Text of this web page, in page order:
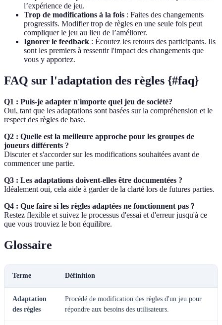
l’expérience de jeu.
Trop de modifications à la fois : Faites des changements
progressifs. Modifier trop de règles en une seule fois peut
compliquer le jeu au lieu de l’améliorer.
Ignorer le feedback : Écoutez les retours des participants. Ils
sont les premiers à ressentir l'impact des changements que
vous y apportez.
FAQ sur l'adaptation des règles {#faq}
Q1 : Puis-je adapter n'importe quel jeu de société?
Oui, tant que les adaptations sont basées sur la compréhension et le
respect des règles de base.
Q2 : Quelle est la meilleure approche pour les groupes de
joueurs différents ?
Discuter et s'accorder sur les modifications souhaitées avant de
commencer une partie.
Q3 : Les adaptations doivent-elles être documentées ?
Idéalement oui, cela aide à garder de la clarté lors de futures parties.
Q4 : Que faire si les règles adaptées ne fonctionnent pas ?
Restez flexible et suivez le processus d'essai et d'erreur jusqu'à ce
que vous trouviez le bon équilibre.
Glossaire
Terme Définition
Adaptation
des règles
Procédé de modification des règles d'un jeu pour
répondre aux besoins des utilisateurs.